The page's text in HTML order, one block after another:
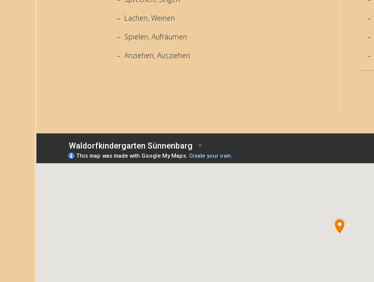
Lachen, Weinen
Spielen, Aufräumen
Anziehen, Ausziehen